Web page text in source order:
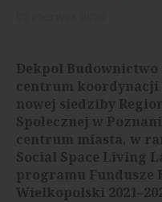
Dekpol
centrum koordynacji
nowej siedziby
Społecznej w
centrum miasta, w
Social Space Living
programu Fundusze
Wielkopolski